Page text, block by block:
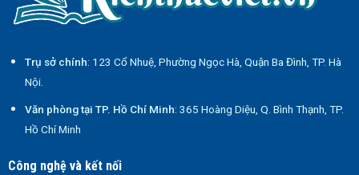
Trụ sở chính: 123 Cổ Nhuệ, Phường Ngọc Hà, Quận Ba Đình, TP. Hà
Nội.
Văn phòng tại TP. Hồ Chí Minh: 365 Hoàng Diệu, Q. Bình Thạnh, TP.
Hồ Chí Minh
Công nghệ và kết nối